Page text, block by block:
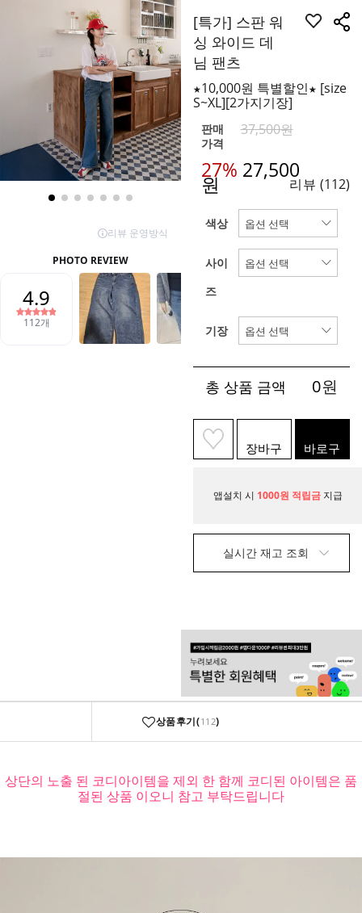
[특가] 스판 워
싱 와이드 데
님 팬츠
★10,000원 특별할인★ [size
S~XL][2가지기장]
판매
가격
37,500원
27% 27,500
원 리뷰 (112)
색상
사이
즈
기장
총 상품 금액 0원
장바구
니
바로구
매
앱설치 시 1000원 적립금 지급
실시간 재고 조회
상품후기(112)
상단의 노출 된 코디아이템을 제외 한 함께 코디된 아이템은 품
절된 상품 이오니 참고 부탁드립니다